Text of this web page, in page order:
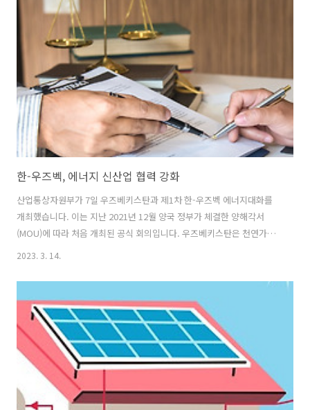
지보수를 통해 안정성을 확보합니다. 질서 있는 태양광 보급을 위해 공
공의 역할도 강화합니다. 정부, 지자체, 유관기관으로 구성된 협의체를
중심으로 입지 발굴, 공공 시범사업을 추진합니다. 특히 올해 천안, 대
불, 울산, 포항 산단에 총 240MW 규모의 시범사업을 실시합니다. 또 공
장주와 근로자가 ..
한-우즈벡, 에너지 신산업 협력 강화
산업통상자원부가 7일 우즈베키스탄과 제1차 한-우즈벡 에너지대화를
개최했습니다. 이는 지난 2021년 12월 양국 정부가 체결한 양해각서
(MOU)에 따라 처음 개최된 공식 회의입니다. 우즈베키스탄은 천연가스,
7600만톤(9위), 우라늄 13만 2000톤(13위) 등입니다. 이날 회의에서 양
국은 에너지 정책을 공유하고 우즈벡의 풍부한 자원과 한국의 높은 기술
력을 토대로 에너지 신산업 분야 협력을 강화해 나가기로 했습니다. 특히
우즈벡은 청정에너지로의 전환과 안정적 전력공급을 위해 태양광, 풍력
등 신재생에너지 발전 비중을 확대할 계획이라고 밝히고, 풍부한 경험
과..
2023. 3. 14.